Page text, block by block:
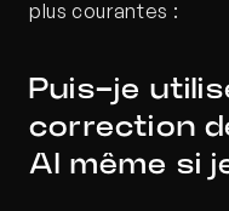
plus courantes :
Puis-je
correction
AI même si